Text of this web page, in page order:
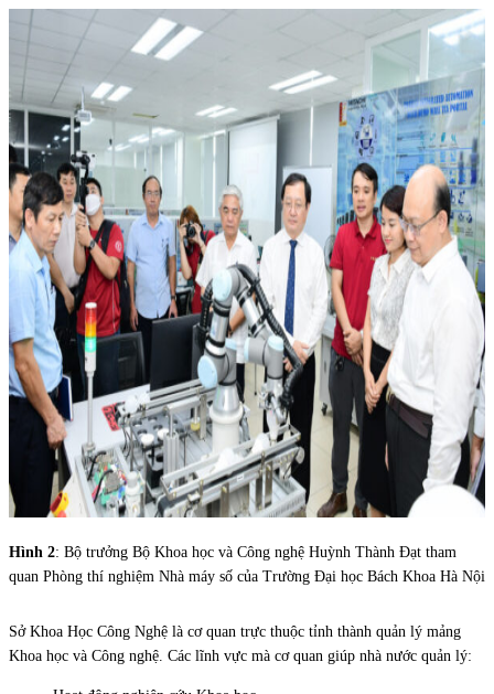
Hình 2: Bộ trưởng Bộ Khoa học và Công nghệ Huỳnh Thành Đạt tham
quan Phòng thí nghiệm Nhà máy số của Trường Đại học Bách Khoa Hà Nội
Sở Khoa Học Công Nghệ là cơ quan trực thuộc tỉnh thành quản lý mảng
Khoa học và Công nghệ. Các lĩnh vực mà cơ quan giúp nhà nước quản lý: